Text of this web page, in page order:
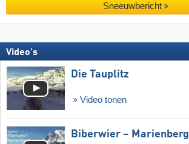
Sneeuwbericht
Video's
Die Tauplitz
Video tonen
Biberwier – Marienberg